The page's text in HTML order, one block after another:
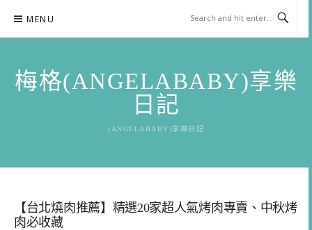
content
MENU
梅格(ANGELABABY)享樂
日記
(ANGELABABY)享樂日記
【台北燒肉推薦】精選20家超人氣烤肉專賣、中秋烤
肉必收藏